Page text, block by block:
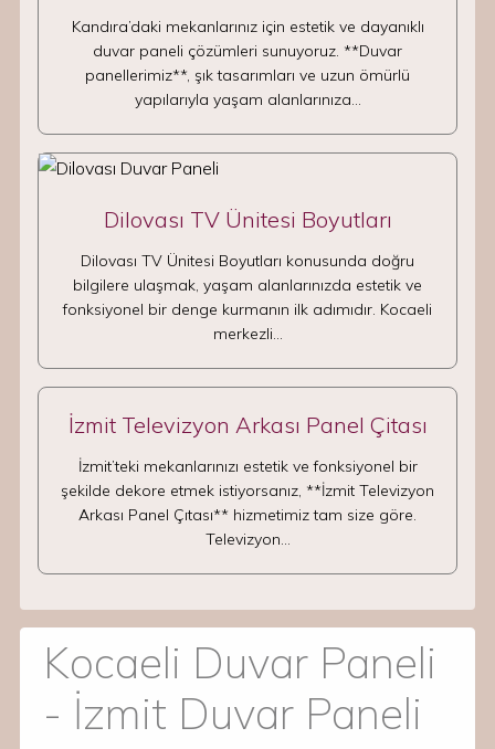
Kandıra’daki mekanlarınız için estetik ve dayanıklı
duvar paneli çözümleri sunuyoruz. **Duvar
panellerimiz**, şık tasarımları ve uzun ömürlü
yapılarıyla yaşam alanlarınıza…
Dilovası TV Ünitesi Boyutları
Dilovası TV Ünitesi Boyutları konusunda doğru
bilgilere ulaşmak, yaşam alanlarınızda estetik ve
fonksiyonel bir denge kurmanın ilk adımıdır. Kocaeli
merkezli…
İzmit Televizyon Arkası Panel Çitası
İzmit’teki mekanlarınızı estetik ve fonksiyonel bir
şekilde dekore etmek istiyorsanız, **İzmit Televizyon
Arkası Panel Çıtası** hizmetimiz tam size göre.
Televizyon…
Kocaeli Duvar Paneli
- İzmit Duvar Paneli